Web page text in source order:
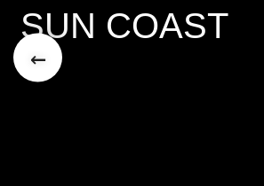
←
SUN COAST